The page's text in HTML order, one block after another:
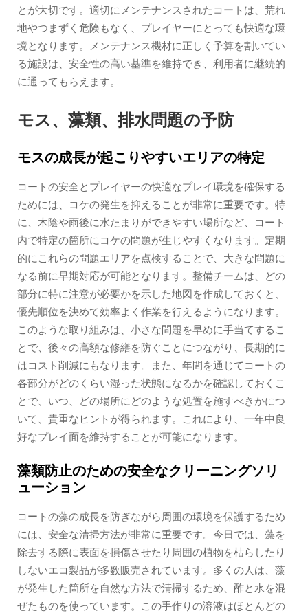
とが大切です。適切にメンテナンスされたコートは、荒れ
地やつまずく危険もなく、プレイヤーにとっても快適な環
境となります。メンテナンス機材に正しく予算を割いてい
る施設は、安全性の高い基準を維持でき、利用者に継続的
に通ってもらえます。
モス、藻類、排水問題の予防
モスの成長が起こりやすいエリアの特定
コートの安全とプレイヤーの快適なプレイ環境を確保する
ためには、コケの発生を抑えることが非常に重要です。特
に、木陰や雨後に水たまりができやすい場所など、コート
内で特定の箇所にコケの問題が生じやすくなります。定期
的にこれらの問題エリアを点検することで、大きな問題に
なる前に早期対応が可能となります。整備チームは、どの
部分に特に注意が必要かを示した地図を作成しておくと、
優先順位を決めて効率よく作業を行えるようになります。
このような取り組みは、小さな問題を早めに手当てするこ
とで、後々の高額な修繕を防ぐことにつながり、長期的に
はコスト削減にもなります。また、年間を通じてコートの
各部分がどのくらい湿った状態になるかを確認しておくこ
とで、いつ、どの場所にどのような処置を施すべきかにつ
いて、貴重なヒントが得られます。これにより、一年中良
好なプレイ面を維持することが可能になります。
藻類防止のための安全なクリーニングソリ
ューション
コートの藻の成長を防ぎながら周囲の環境を保護するため
には、安全な清掃方法が非常に重要です。今日では、藻を
除去する際に表面を損傷させたり周囲の植物を枯らしたり
しないエコ製品が多数販売されています。多くの人は、藻
が発生した箇所を自然な方法で清掃するため、酢と水を混
ぜたものを使っています。この手作りの溶液はほとんどの